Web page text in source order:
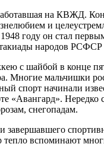
на КВЖД.
и
году он стал
народов
с шайбой в конце
Многие мальчишки
спорт начинали
снегопадам.
завершавшего
вспоминают